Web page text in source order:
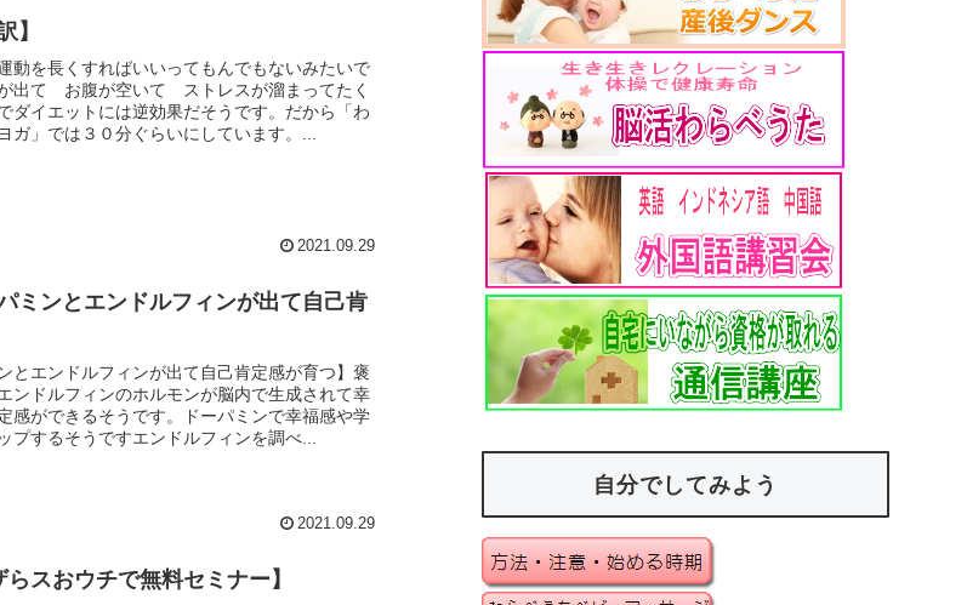
】
動を長くすればいいってもんでもないみたいで
出て お腹が空いて ストレスが溜まってたく
ダイエットには逆効果だそうです。だから「わ
ガ」では３０分ぐらいにしています。...
2021.09.29
ミンとエンドルフィンが出て自己肯
とエンドルフィンが出て自己肯定感が育つ】褒
ンドルフィンのホルモンが脳内で生成されて幸
感ができるそうです。ドーパミンで幸福感や学
プするそうですエンドルフィンを調べ...
2021.09.29
らスおウチで無料セミナー】
自分でしてみよう